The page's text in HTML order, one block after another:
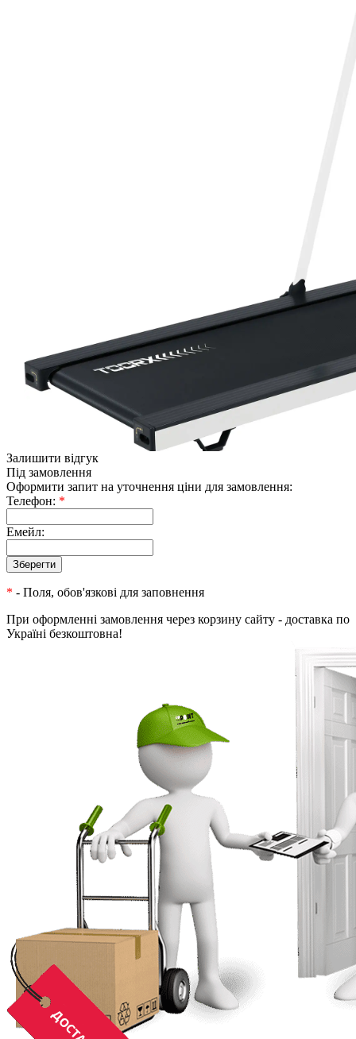
Залишити відгук
Під замовлення
Оформити запит на уточнення ціни для замовлення:
Телефон: *
Емейл:
* - Поля, обов'язкові для заповнення
При оформленні замовлення через корзину сайту - доставка по
Україні безкоштовна!